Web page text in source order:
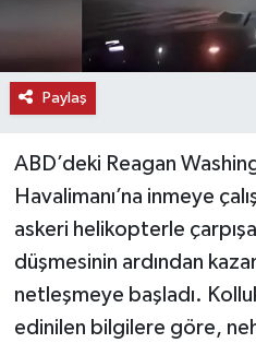
Paylaş
ABD’deki Reagan
Havalimanı’na inmeye
askeri helikopterle
düşmesinin ardından
netleşmeye başladı.
edinilen bilgilere göre,
TİCARET
YAŞAM